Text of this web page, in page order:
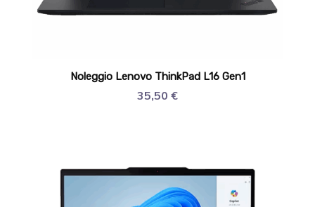
Noleggio Lenovo ThinkPad L16 Gen1
35,50 €